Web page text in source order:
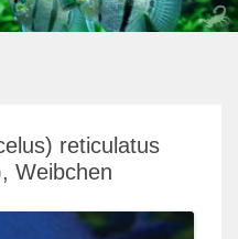
reticulatus
Weibchen